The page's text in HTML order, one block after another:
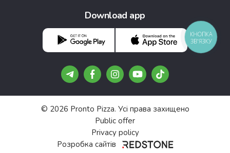
Download app
© 2026 Pronto Pizza. Усі права захищено
Public offer
Privacy policy
Розробка сайтів
КНОПКА
ЗВ'ЯЗКУ